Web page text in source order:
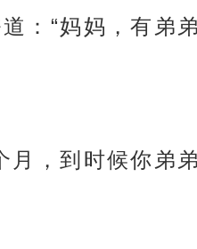
：“妈妈，有弟
月，到时候你弟